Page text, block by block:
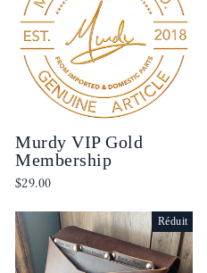
Murdy VIP Gold
Membership
$29.00
Réduit